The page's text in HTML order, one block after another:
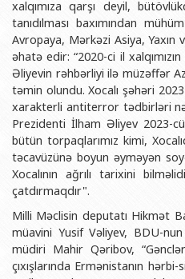
xalqımıza qarşı deyil,
tanıdılması baxımından
Avropaya, Mərkəzi Asiya,
əhatə edir: “2020-ci il
Əliyevin rəhbərliyi ilə müzəffər
təmin olundu. Xocalı şəhəri
xarakterli antiterror tədbirləri
Prezidenti İlham Əliyev 2023-
bütün torpaqlarımız kimi,
təcavüzünə boyun əyməyən
Xocalının ağrılı tarixini
çatdırmaqdır".
Milli Məclisin deputatı Hikmət
müavini Yusif Vəliyev, BDU-
müdiri Mahir Qəribov,
çıxışlarında Ermənistanın